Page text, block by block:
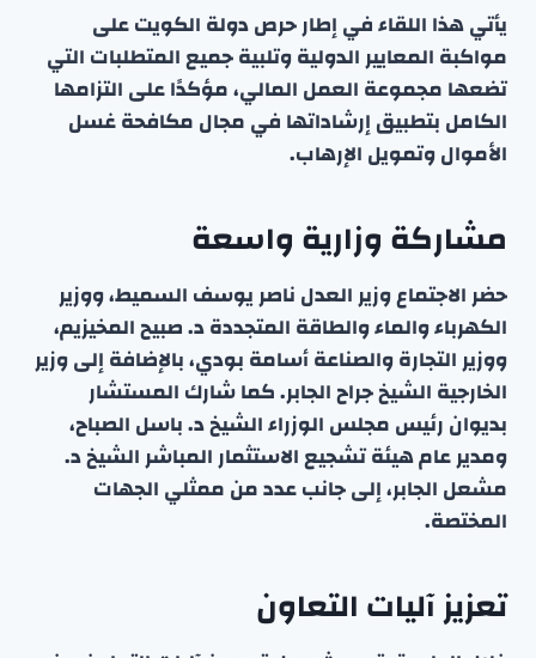
يأتي هذا اللقاء في إطار حرص دولة الكويت على
مواكبة المعايير الدولية وتلبية جميع المتطلبات التي
تضعها مجموعة العمل المالي، مؤكدًا على التزامها
الكامل بتطبيق إرشاداتها في مجال مكافحة غسل
الأموال وتمويل الإرهاب.
مشاركة وزارية واسعة
حضر الاجتماع وزير العدل ناصر يوسف السميط، ووزير
الكهرباء والماء والطاقة المتجددة د. صبيح المخيزيم،
ووزير التجارة والصناعة أسامة بودي، بالإضافة إلى وزير
الخارجية الشيخ جراح الجابر. كما شارك المستشار
بديوان رئيس مجلس الوزراء الشيخ د. باسل الصباح،
ومدير عام هيئة تشجيع الاستثمار المباشر الشيخ د.
مشعل الجابر، إلى جانب عدد من ممثلي الجهات
المختصة.
تعزيز آليات التعاون